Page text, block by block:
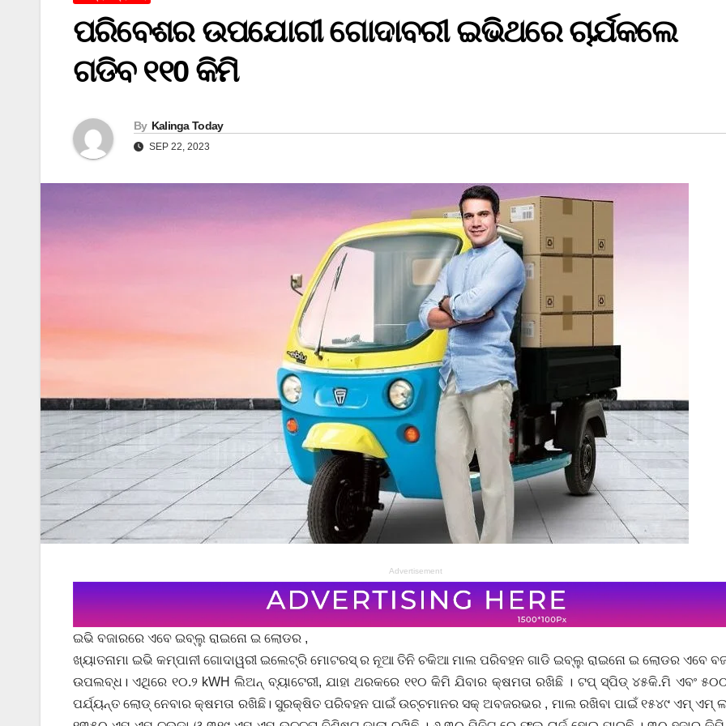
ପରିବେଶର ଉପଯୋଗୀ ଗୋଦାବରୀ ଇଭିଥରେ ଚାର୍ଯକଲେ
ଗଡିବ ୧୧0 କିମି
By Kalinga Today
SEP 22, 2023
Advertisement
ଇଭି ବଜାରରେ ଏବେ ଇବ୍ଲୁ ରାଇନୋ ଇ ଲୋଡର ,
ଖ୍ୟାତନାମା ଇଭି କମ୍ପାନୀ ଗୋଦାୱରୀ ଇଲେଟ୍ରି ମୋଟରସ୍ ର ନୂଆ ତିନି ଚକିଆ ମାଲ ପରିବହନ ଗାଡି ଇବ୍ଲୁ ରାଇନୋ ଇ ଲୋଡର ଏବେ
ଉପଲବ୍ଧ। ଏଥିରେ ୧୦.୨ kWH ଲିଅନ୍ ବ୍ୟାଟେରୀ, ଯାହା ଥରକରେ ୧୧୦ କିମି ଯିବାର କ୍ଷମତା ରଖିଛି । ଟପ୍ ସ୍ପିଡ୍ ୪୫କି.ମି ଏବଂ
ପର୍ଯ୍ୟନ୍ତ ଲୋଡ୍ ନେବାର କ୍ଷମତା ରଖିଛି। ସୁରକ୍ଷିତ ପରିବହନ ପାଇଁ ଉଚ୍ଚମାନର ସକ୍ ଅବଜରଭର , ମାଲ ରଖିବା ପାଇଁ ୧୫୪୯ ଏମ୍ ଏମ୍